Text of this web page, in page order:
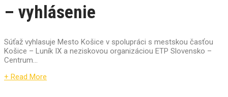
– vyhlásenie
Súťaž vyhlasuje Mesto Košice v spolupráci s mestskou časťou
Košice – Luník IX a neziskovou organizáciou ETP Slovensko –
Centrum...
+ Read More